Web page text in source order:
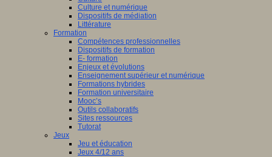
Culture et numérique
Dispositifs de médiation
Littérature
Formation
Compétences professionnelles
Dispositifs de formation
E- formation
Enjeux et évolutions
Enseignement supérieur et numérique
Formations hybrides
Formation universitaire
Mooc’s
Outils collaboratifs
Sites ressources
Tutorat
Jeux
Jeu et éducation
Jeux 4/12 ans